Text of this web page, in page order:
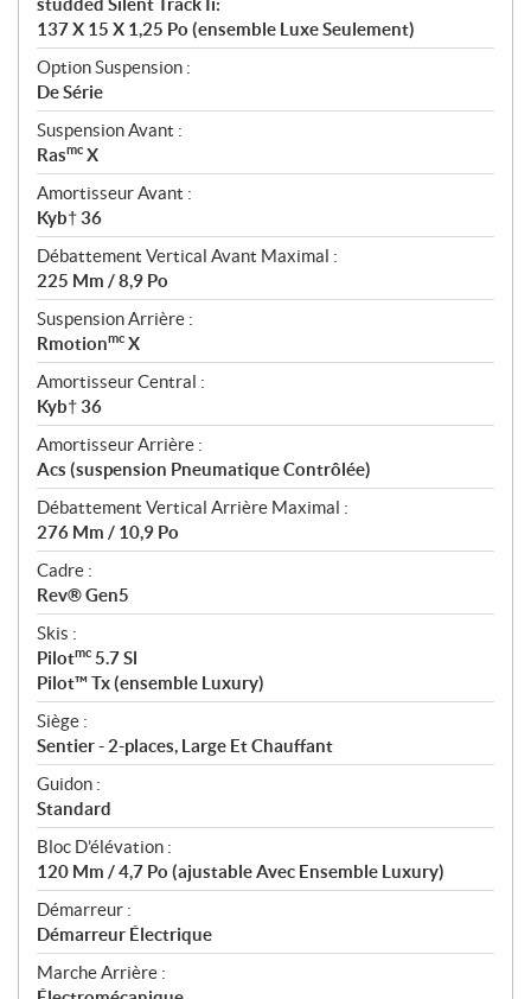
studded Silent Track Ii:
137 X 15 X 1,25 Po (ensemble Luxe Seulement)
Option Suspension :
De Série
Suspension Avant :
Rasmc X
Amortisseur Avant :
Kyb† 36
Débattement Vertical Avant Maximal :
225 Mm / 8,9 Po
Suspension Arrière :
Rmotionmc X
Amortisseur Central :
Kyb† 36
Amortisseur Arrière :
Acs (suspension Pneumatique Contrôlée)
Débattement Vertical Arrière Maximal :
276 Mm / 10,9 Po
Cadre :
Rev® Gen5
Skis :
Pilotmc 5.7 Sl
Pilot™ Tx (ensemble Luxury)
Siège :
Sentier - 2-places, Large Et Chauffant
Guidon :
Standard
Bloc D’élévation :
120 Mm / 4,7 Po (ajustable Avec Ensemble Luxury)
Démarreur :
Démarreur Électrique
Marche Arrière :